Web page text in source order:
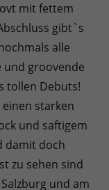
mit fettem
gibt`s
alle
und groovende
tollen Debuts!
starken
und saftigem
damit doch
zu sehen sind
und am